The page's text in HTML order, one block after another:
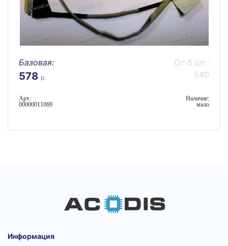
Базовая:
578 р.
От 5 шт.:
540
Арт.:
00000011069
Наличие:
мало
Информация